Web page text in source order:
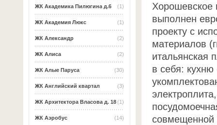
(1)
ЖК Академика Пилюгина д.6
(1)
ЖК Академия Люкс
(2)
ЖК Александр
(2)
ЖК Алиса
(30)
ЖК Алые Паруса
(3)
ЖК Английский квартал
(1)
ЖК Архитектора Власова д. 18
(14)
ЖК Аэробус
Хорошевское
выполнен
проекту с
материалов
итальянская
в себя:
совмещенной